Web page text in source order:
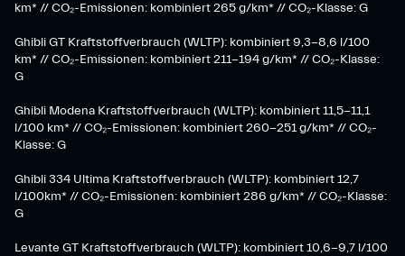
km* // CO₂-Emissionen: kombiniert 265 g/km* // CO₂-Klasse: G
Ghibli GT Kraftstoffverbrauch (WLTP): kombiniert 9,3-8,6 l/100
km* // CO₂-Emissionen: kombiniert 211-194 g/km* // CO₂-Klasse:
G
Ghibli Modena Kraftstoffverbrauch (WLTP): kombiniert 11,5-11,1
l/100 km* // CO₂-Emissionen: kombiniert 260-251 g/km*​ // CO₂-
Klasse: G​
Ghibli 334 Ultima Kraftstoffverbrauch (WLTP): kombiniert 12,7
l/100km* // CO₂-Emissionen: kombiniert 286 g/km* // CO₂-Klasse:
G
Levante GT Kraftstoffverbrauch (WLTP): kombiniert 10,6-9,7 l/100